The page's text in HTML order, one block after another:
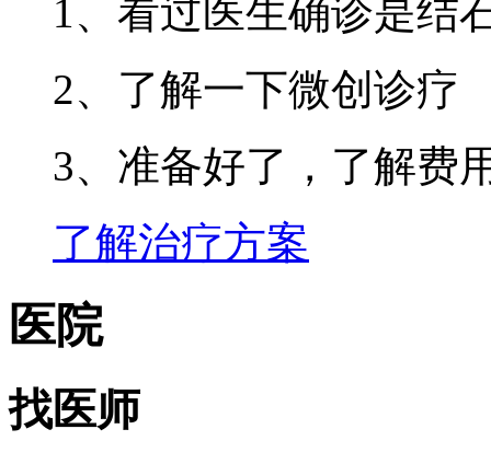
1、看过医生确诊是结
2、了解一下微创诊疗
3、准备好了，了解费
了解治疗方案
医院
找医师